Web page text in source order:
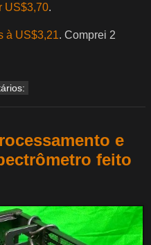
US$3,70.
à US$3,21. Comprei 2
e
feito